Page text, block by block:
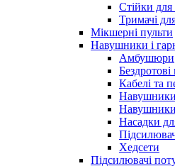
Стійки для
Тримачі
Мікшерні пульти
Навушники і
Амбушюри
Кабелі та
Навушники
Навушники
Насадки
Хедсети
Підсилювачі